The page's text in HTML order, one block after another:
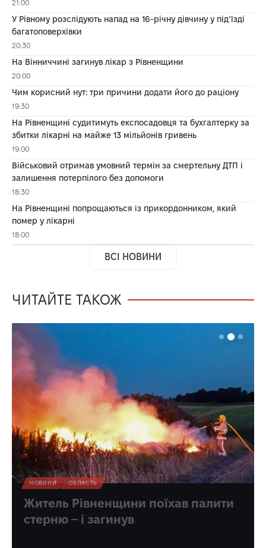
21:00
У Рівному розслідують напад на 16-річну дівчину у під’їзді
багатоповерхівки
20:30
На Вінниччині загинув лікар з Рівненщини
20:00
Чим корисний нут: три причини додати його до раціону
19:30
На Рівненщині судитимуть експосадовця та бухгалтерку за
збитки лікарні на майже 13 мільйонів гривень
19:00
Військовий отримав умовний термін за смертельну ДТП і
залишення потерпілого без допомоги
18:30
На Рівненщині попрощаються із прикордонником, який
помер у лікарні
18:00
ВСІ НОВИНИ
ЧИТАЙТЕ ТАКОЖ
НОВИНИ ОБЛАСТЬ
Житель Рівненщини поїхав палити
стерню – і загинув